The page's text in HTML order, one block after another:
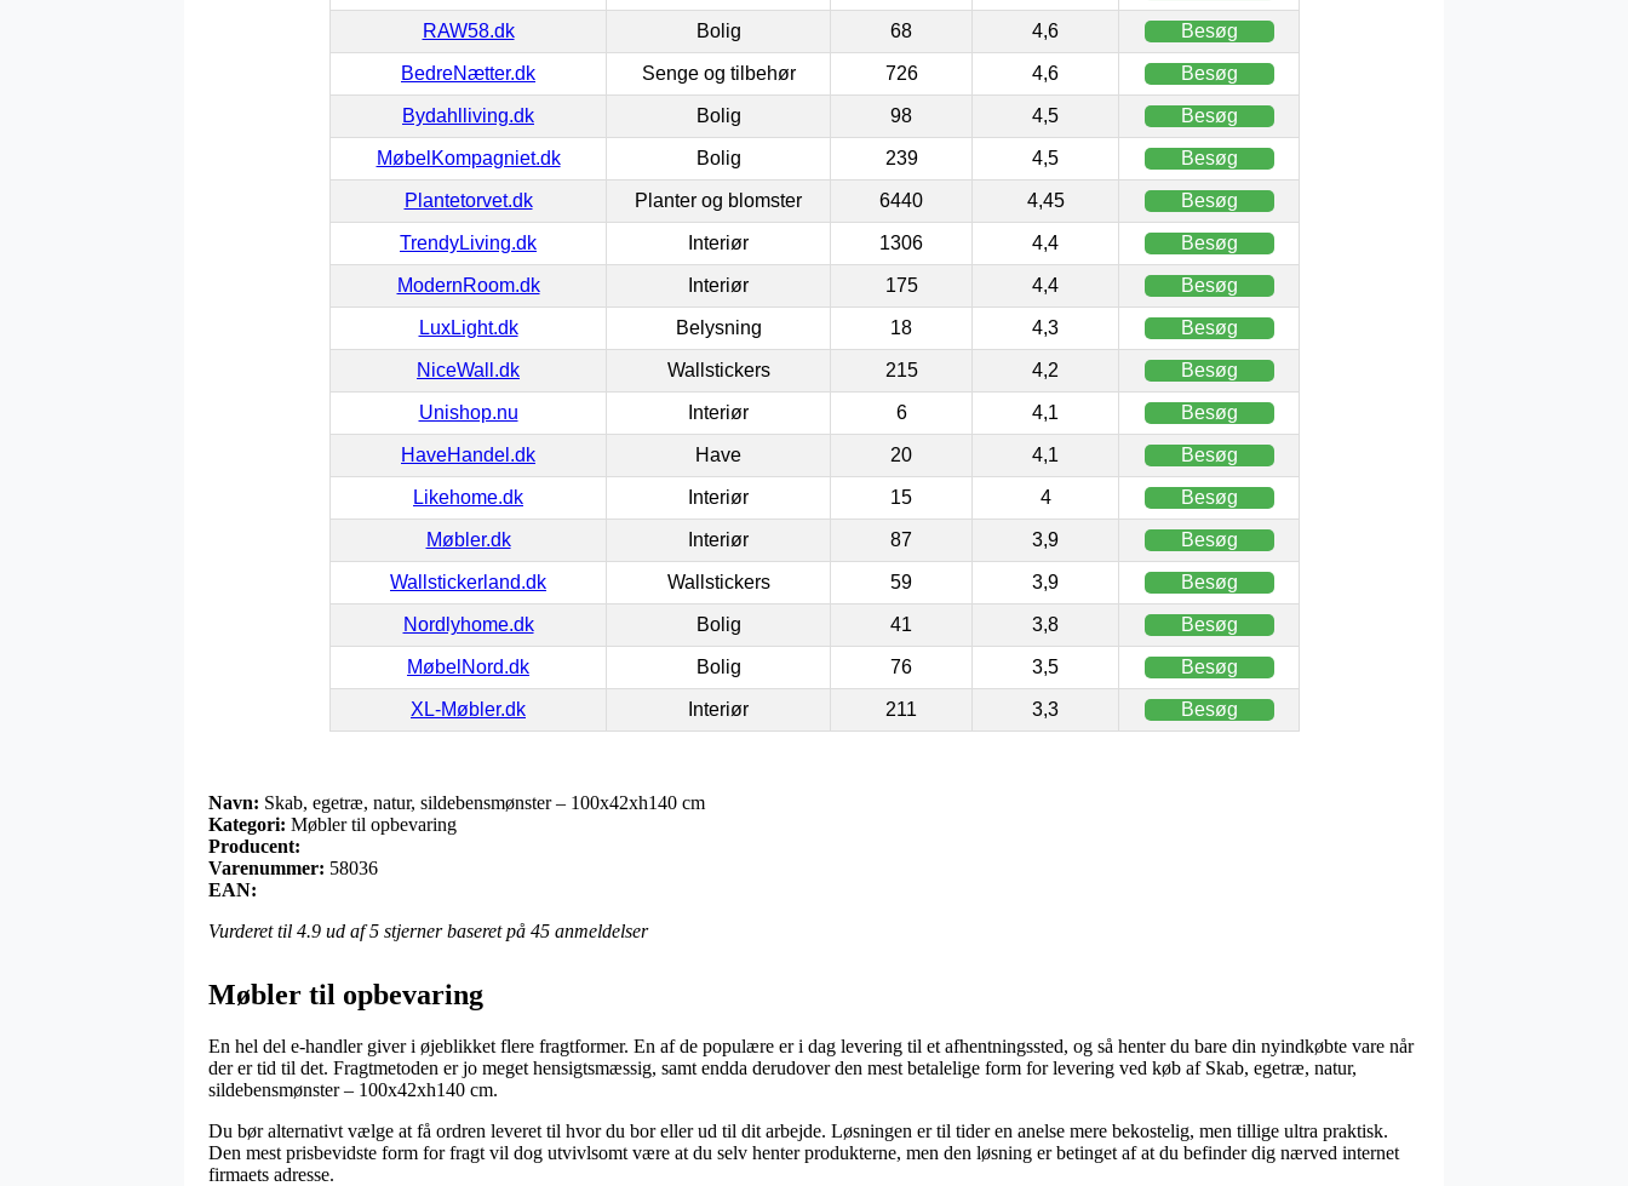
RAW58.dk Bolig 68 4,6 Besøg
BedreNætter.dk Senge og tilbehør 726 4,6 Besøg
Bydahlliving.dk Bolig 98 4,5 Besøg
MøbelKompagniet.dk Bolig 239 4,5 Besøg
Plantetorvet.dk Planter og blomster 6440 4,45 Besøg
TrendyLiving.dk Interiør 1306 4,4 Besøg
ModernRoom.dk Interiør 175 4,4 Besøg
LuxLight.dk Belysning 18 4,3 Besøg
NiceWall.dk Wallstickers 215 4,2 Besøg
Unishop.nu Interiør 6 4,1 Besøg
HaveHandel.dk Have 20 4,1 Besøg
Likehome.dk Interiør 15 4 Besøg
Møbler.dk Interiør 87 3,9 Besøg
Wallstickerland.dk Wallstickers 59 3,9 Besøg
Nordlyhome.dk Bolig 41 3,8 Besøg
MøbelNord.dk Bolig 76 3,5 Besøg
XL-Møbler.dk Interiør 211 3,3 Besøg
Navn: Skab, egetræ, natur, sildebensmønster – 100x42xh140 cm
Kategori: Møbler til opbevaring
Producent:
Varenummer: 58036
EAN:
Vurderet til 4.9 ud af 5 stjerner baseret på 45 anmeldelser
Møbler til opbevaring
En hel del e-handler giver i øjeblikket flere fragtformer. En af de populære er i dag levering til et afhentningssted, og så henter du bare din nyindkøbte vare når
der er tid til det. Fragtmetoden er jo meget hensigtsmæssig, samt endda derudover den mest betalelige form for levering ved køb af Skab, egetræ, natur,
sildebensmønster – 100x42xh140 cm.
Du bør alternativt vælge at få ordren leveret til hvor du bor eller ud til dit arbejde. Løsningen er til tider en anelse mere bekostelig, men tillige ultra praktisk.
Den mest prisbevidste form for fragt vil dog utvivlsomt være at du selv henter produkterne, men den løsning er betinget af at du befinder dig nærved internet
firmaets adresse.